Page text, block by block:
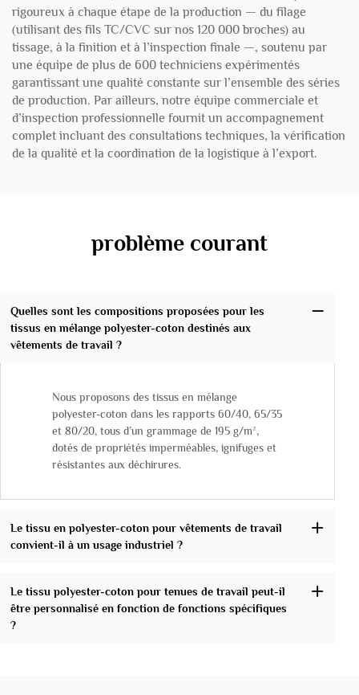
rigoureux à chaque étape de la production — du filage
(utilisant des fils TC/CVC sur nos 120 000 broches) au
tissage, à la finition et à l’inspection finale —, soutenu par
une équipe de plus de 600 techniciens expérimentés
garantissant une qualité constante sur l’ensemble des séries
de production. Par ailleurs, notre équipe commerciale et
d’inspection professionnelle fournit un accompagnement
complet incluant des consultations techniques, la vérification
de la qualité et la coordination de la logistique à l’export.
problème courant
Quelles sont les compositions proposées pour les
tissus en mélange polyester-coton destinés aux
vêtements de travail ?
Nous proposons des tissus en mélange
polyester-coton dans les rapports 60/40, 65/35
et 80/20, tous d’un grammage de 195 g/m²,
dotés de propriétés imperméables, ignifuges et
résistantes aux déchirures.
Le tissu en polyester-coton pour vêtements de travail
convient-il à un usage industriel ?
Le tissu polyester-coton pour tenues de travail peut-il
être personnalisé en fonction de fonctions spécifiques
?